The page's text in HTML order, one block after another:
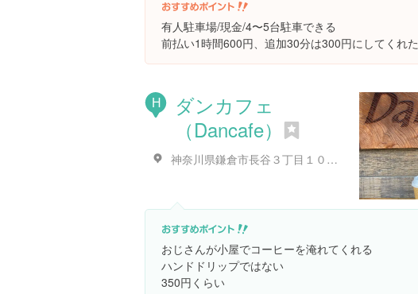
有人駐車場/現金/4〜5台駐車できる
前払い1時間600円、追加30分は300円にしてくれた
H
ダンカフェ
（Dancafe）
神奈川県鎌倉市長谷３丁目１０-３５
おじさんが小屋でコーヒーを淹れてくれる
ハンドドリップではない
350円くらい